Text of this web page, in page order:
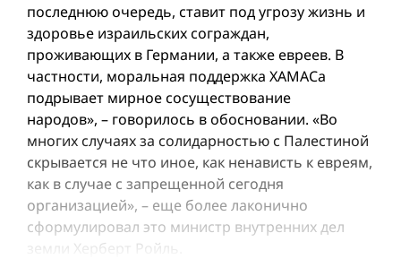
последнюю очередь, ставит под угрозу жизнь и
здоровье израильских сограждан,
проживающих в Германии, а также евреев. В
частности, моральная поддержка ХАМАСа
подрывает мирное сосуществование
народов», – говорилось в обосновании. «Во
многих случаях за солидарностью с Палестиной
скрывается не что иное, как ненависть к евреям,
как в случае с запрещенной сегодня
организацией», – еще более лаконично
сформулировал это министр внутренних дел
земли Херберт Ройль.